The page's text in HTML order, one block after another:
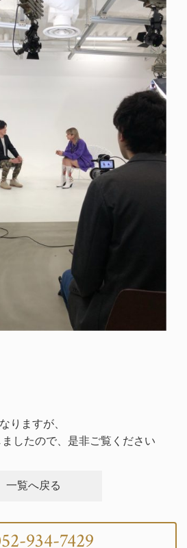
りますが、
したので、是非ご覧ください
一覧へ戻る
934-7429